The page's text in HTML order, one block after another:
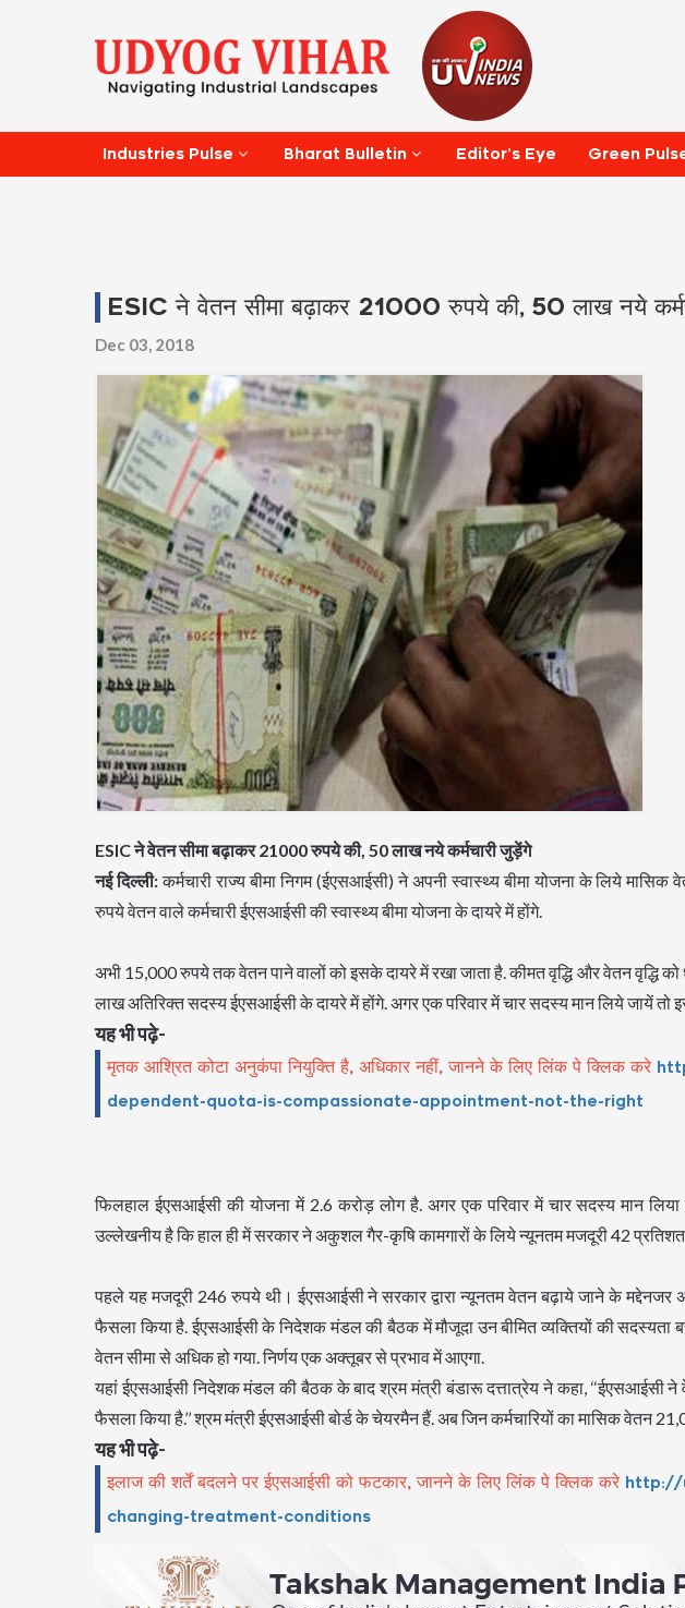
Industries Pulse Bharat Bulletin Editor’s Eye Green
ESIC ने वेतन सीमा बढ़ाकर 21000 रुपये की, 50 लाख नये
Dec 03, 2018
ESIC ने वेतन सीमा बढ़ाकर 21000 रुपये की, 50 लाख नये कर्मचारी जुड़ेंगे
नई दिल्ली:कर्मचारी राज्य बीमा निगम (ईएसआईसी) ने अपनी स्वास्थ्य बीमा योजना के लिये
रुपये वेतन वाले कर्मचारी ईएसआईसी की स्वास्थ्य बीमा योजना के दायरे में होंगे.
अभी 15,000 रुपये तक वेतन पाने वालों को इसके दायरे में रखा जाता है. कीमत वृद्धि और वेतन वृद्धि
लाख अतिरिक्त सदस्य ईएसआईसी के दायरे में होंगे. अगर एक परिवार में चार सदस्य मान लिये जायें
यह भी पढ़े-
मृतक आश्रित कोटा अनुकंपा नियुक्ति है, अधिकार नहीं, जानने के लिए लिंक पे क्लिक करे
dependent-quota-is-compassionate-appointment-not-the-right
फिलहाल ईएसआईसी की योजना में 2.6 करोड़ लोग है. अगर एक परिवार में चार सदस्य मान
उल्लेखनीय है कि हाल ही में सरकार ने अकुशल गैर-कृषि कामगारों के लिये न्यूनतम मजदूरी 42
पहले यह मजदूरी 246 रुपये थी। ईएसआईसी ने सरकार द्वारा न्यूनतम वेतन बढ़ाये जाने के मद्देनजर
फैसला किया है. ईएसआईसी के निदेशक मंडल की बैठक में मौजूदा उन बीमित व्यक्तियों की सदस्यता
वेतन सीमा से अधिक हो गया. निर्णय एक अक्तूबर से प्रभाव में आएगा.
यहां ईएसआईसी निदेशक मंडल की बैठक के बाद श्रम मंत्री बंडारू दत्तात्रेय ने कहा,
फैसला किया है.’’ श्रम मंत्री ईएसआईसी बोर्ड के चेयरमैन हैं. अब जिन कर्मचारियों का मासिक वेतन
यह भी पढ़े-
इलाज की शर्तें बदलने पर ईएसआईसी को फटकार, जानने के लिए लिंक पे क्लिक करे http://
changing-treatment-conditions